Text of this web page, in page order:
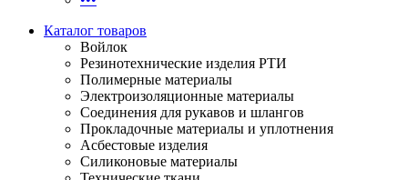
Каталог товаров
Войлок
Резинотехнические изделия РТИ
Полимерные материалы
Электроизоляционные материалы
Соединения для рукавов и шлангов
Прокладочные материалы и уплотнения
Асбестовые изделия
Силиконовые материалы